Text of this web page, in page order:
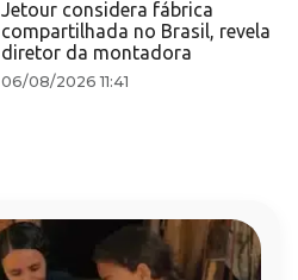
Jetour considera fábrica
compartilhada no Brasil, revela
diretor da montadora
06/08/2026 11:41